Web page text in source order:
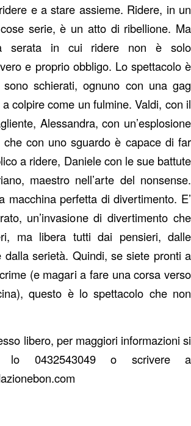
e a stare assieme. Ridere, in un
serie, è un atto di ribellione. Ma
serata in cui ridere non è solo
e proprio obbligo. Lo spettacolo è
schierati, ognuno con una gag
colpire come un fulmine. Valdi, con il
Alessandra, con un’esplosione
con uno sguardo è capace di far
a ridere, Daniele con le sue battute
maestro nell’arte del nonsense.
macchina perfetta di divertimento. E’
un’invasione di divertimento che
ma libera tutti dai pensieri, dalle
dalla serietà. Quindi, se siete pronti a
(e magari a fare una corsa verso
questo è lo spettacolo che non
libero, per maggiori informazioni si
lo 0432543049 o scrivere a